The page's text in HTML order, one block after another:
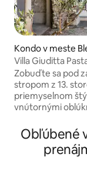
Kondo v meste
Villa Giuditta
Zobuďte sa pod
stropom z 13.
priemyselnom
vnútornými
hojdacej siete.
Como zo
CIR: 013026-CNI–00010
Obľúbené